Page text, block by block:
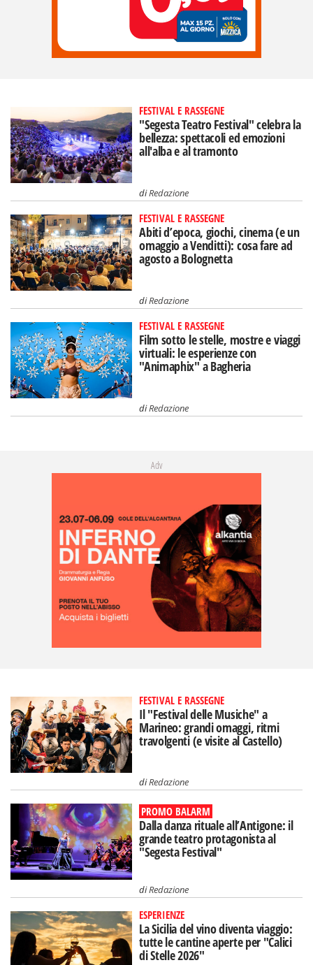
FESTIVAL E RASSEGNE
"Segesta Teatro Festival" celebra la
bellezza: spettacoli ed emozioni
all'alba e al tramonto
diRedazione
FESTIVAL E RASSEGNE
Abiti d’epoca, giochi, cinema (e un
omaggio a Venditti): cosa fare ad
agosto a Bolognetta
diRedazione
FESTIVAL E RASSEGNE
Film sotto le stelle, mostre e viaggi
virtuali: le esperienze con
"Animaphix" a Bagheria
diRedazione
Adv
FESTIVAL E RASSEGNE
Il "Festival delle Musiche" a
Marineo: grandi omaggi, ritmi
travolgenti (e visite al Castello)
diRedazione
PROMO BALARM
Dalla danza rituale all’Antigone: il
grande teatro protagonista al
"Segesta Festival"
diRedazione
ESPERIENZE
La Sicilia del vino diventa viaggio:
tutte le cantine aperte per "Calici
di Stelle 2026"